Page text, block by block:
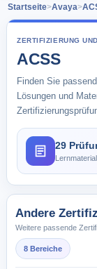
Startseite>Avaya>
ZERTIFIZIERUNG
ACSS
Finden Sie
Lösungen und
29
Andere
Weitere passende
8 Bereiche